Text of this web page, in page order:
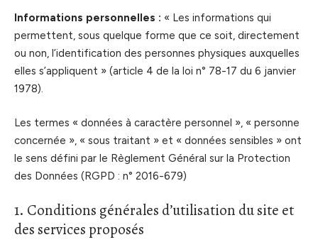
Informations personnelles : « Les informations qui
permettent, sous quelque forme que ce soit, directement
ou non, l’identification des personnes physiques auxquelles
elles s’appliquent » (article 4 de la loi n° 78-17 du 6 janvier
1978).
Les termes « données à caractère personnel », « personne
concernée », « sous traitant » et « données sensibles » ont
le sens défini par le Règlement Général sur la Protection
des Données (RGPD : n° 2016-679)
1. Conditions générales d’utilisation du site et
des services proposés